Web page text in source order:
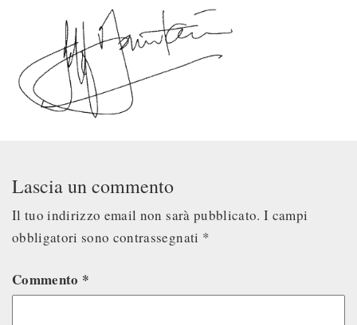
Lascia un commento
Il tuo indirizzo email non sarà pubblicato. I campi
obbligatori sono contrassegnati *
Commento *